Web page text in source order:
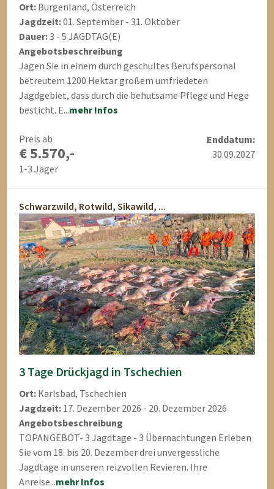
Ort: Burgenland, Österreich
Jagdzeit:01. September - 31. Oktober
Dauer:3 - 5 JAGDTAG(E)
Angebotsbeschreibung
Jagen Sie in einem durch geschultes Berufspersonal
betreutem 1200 Hektar großem umfriedeten
Jagdgebiet, dass durch die behutsame Pflege und Hege
besticht. E...mehr Infos
Preis ab
€ 5.570,-
1-3 Jäger
Enddatum:
30.09.2027
Schwarzwild, Rotwild, Sikawild, ...
3 Tage Drückjagd in Tschechien
Ort: Karlsbad, Tschechien
Jagdzeit: 17. Dezember 2026 - 20. Dezember 2026
Angebotsbeschreibung
TOPANGEBOT- 3 Jagdtage - 3 Übernachtungen Erleben
Sie vom 18. bis 20. Dezember drei unvergessliche
Jagdtage in unseren reizvollen Revieren. Ihre
Anreise...mehr Infos